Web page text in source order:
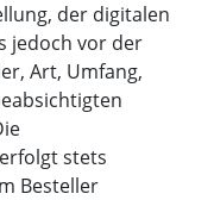
der digitalen
jedoch vor der
Art, Umfang,
stets
Besteller